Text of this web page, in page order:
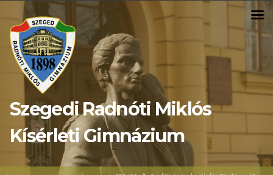
content
Szegedi Radnóti Miklós
Kísérleti Gimnázium